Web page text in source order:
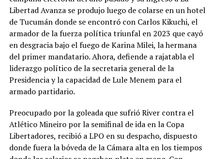
Libertad Avanza se produjo luego de colarse en un hotel
de Tucumán donde se encontró con Carlos Kikuchi, el
armador de la fuerza política triunfal en 2023 que cayó
en desgracia bajo el fuego de Karina Milei, la hermana
del primer mandatario. Ahora, defiende a rajatabla el
liderazgo político de la secretaria general de la
Presidencia y la capacidad de Lule Menem para el
armado partidario.
Preocupado por la goleada que sufrió River contra el
Atlético Mineiro por la semifinal de ida en la Copa
Libertadores, recibió a LPO en su despacho, dispuesto
donde fuera la bóveda de la Cámara alta en los tiempos